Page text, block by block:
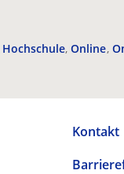
Hochschule Online
Kontakt